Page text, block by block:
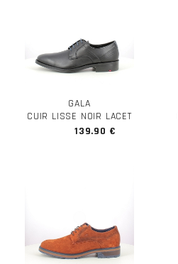
GALA
CUIR LISSE NOIR LACET
139.90 €